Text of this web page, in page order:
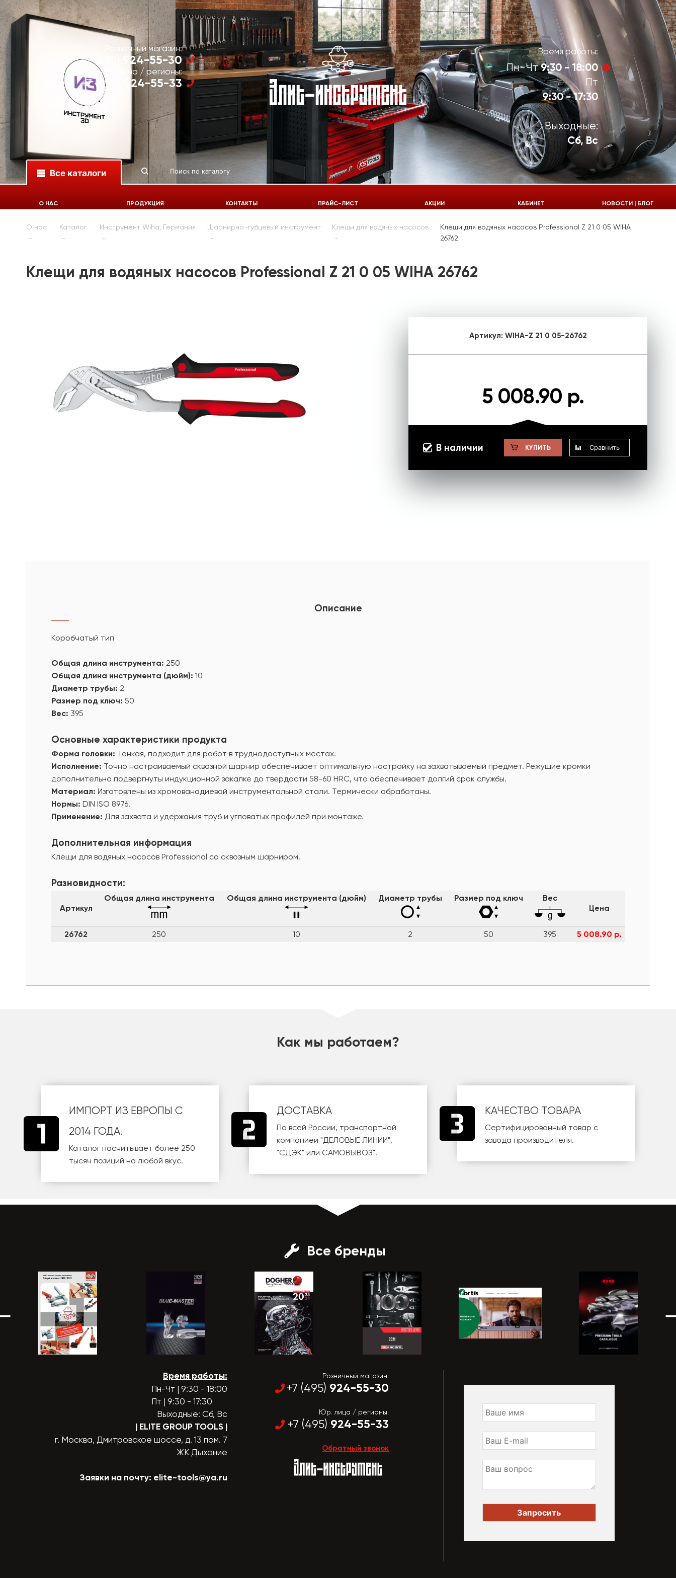
Розничный магазин:
+7 (495) 924-55-30
Юр. лица / регионы:
+7 (495) 924-55-33
Время работы:
Пн-Чт9:30 - 18:00
Пт
9:30 - 17:30
Выходные:
Сб, Вс
Все каталоги
924-55-33
О НАС ПРОДУКЦИЯ КОНТАКТЫ ПРАЙС-ЛИСТ АКЦИИ КАБИНЕТ НОВОСТИ | БЛОГ
О нас Каталог Инструмент Wiha, Германия Шарнирно-губцевый инструмент Клещи для водяных насосов
Клещи для водяных насосов Professional Z 21 0 05 WIHA
26762
Клещи для водяных насосов Professional Z 21 0 05 WIHA 26762
Артикул: WIHA-Z 21 0 05-26762
5 008.90 р.
В наличии КУПИТЬ Сравнить
Описание
Коробчатый тип
Общая длина инструмента: 250
Общая длина инструмента (дюйм): 10
Диаметр трубы: 2
Размер под ключ: 50
Вес: 395
Основные характеристики продукта
Форма головки: Тонкая, подходит для работ в труднодоступных местах.
Исполнение: Точно настраиваемый сквозной шарнир обеспечивает оптимальную настройку на захватываемый предмет. Режущие кромки
дополнительно подвергнуты индукционной закалке до твердости 58-60 HRC, что обеспечивает долгий срок службы.
Материал: Изготовлены из хромованадиевой инструментальной стали. Термически обработаны.
Нормы: DIN ISO 8976.
Применение: Для захвата и удержания труб и угловатых профилей при монтаже.
Дополнительная информация
Клещи для водяных насосов Professional со сквозным шарниром.
Разновидности:
Артикул
Общая длина инструмента Общая длина инструмента (дюйм) Диаметр трубы Размер под ключ
Вес
Цена
26762 250 10 2 50 395 5 008.90 р.
Как мы работаем?
ИМПОРТ ИЗ ЕВРОПЫ С
2014 ГОДА.
Каталог насчитывает более 250
тысяч позиций на любой вкус.
ДОСТАВКА
По всей России, транспортной
компанией"ДЕЛОВЫЕ ЛИНИИ",
"СДЭК" или САМОВЫВОЗ".
КАЧЕСТВО ТОВАРА
Сертифицированный товар с
завода производителя.
Все бренды
Время работы:
Пн-Чт | 9:30 - 18:00
Пт | 9:30 - 17:30
Выходные: Сб, Вс
| ELITE GROUP TOOLS |
г. Москва, Дмитровское шоссе, д. 13 пом. 7
ЖК Дыхание
Заявки на почту: elite-tools@ya.ru
Розничный магазин:
+7 (495) 924-55-30
Юр. лица / регионы:
+7 (495) 924-55-33
Обратный звонок